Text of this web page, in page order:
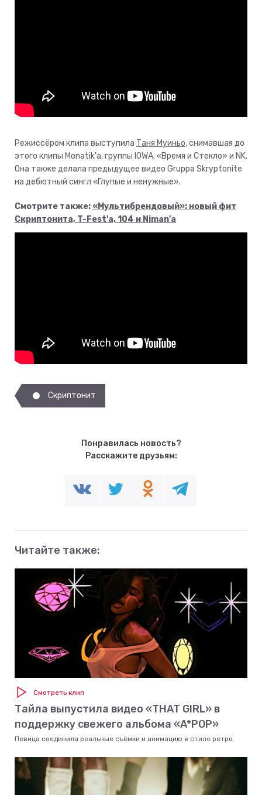
Режиссёром клипа выступила Таня Муиньо, снимавшая до
этого клипы Monatik'а, группы IOWA, «Время и Стекло» и NK.
Она также делала предыдущее видео Gruppa Skryptonite
на дебютный сингл «Глупые и ненужные».
Смотрите также: «Мультибрендовый»: новый фит
Скриптонита, T-Fest'а, 104 и Niman'а
Скриптонит
Понравилась новость?
Расскажите друзьям:
Читайте также:
Смотреть клип
Тайла выпустила видео «THAT GIRL» в
поддержку свежего альбома «A*POP»
Певица соединила реальные съёмки и анимацию в стиле ретро.